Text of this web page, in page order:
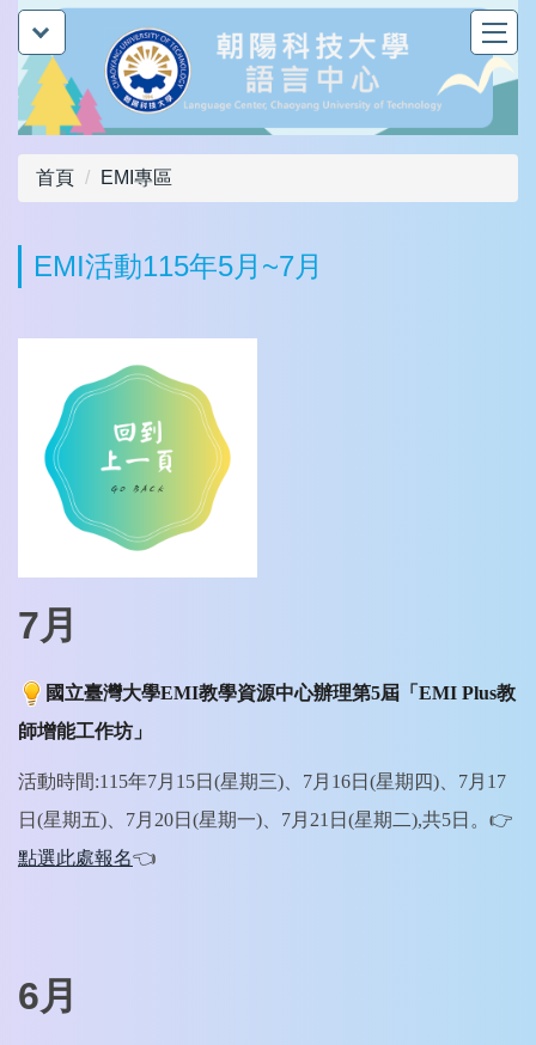
跳
到
主
要
內
容
首頁 EMI專區
EMI活動115年5月~7月
7月
國立臺灣大學EMI教學資源中心辦理第5屆「 EMI Plus教
師增能工作坊」
活動時間:115年7月15日(星期三)、7月16日(星期四)、7月17
日(星期五)、7月20日(星期一)、7月21日(星期二),共5日 。👉
點選此處報名👈
6月